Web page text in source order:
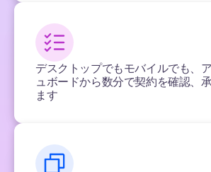
デスクトップでもモバイルでも、
ュボードから数分で契約を確認、
ます